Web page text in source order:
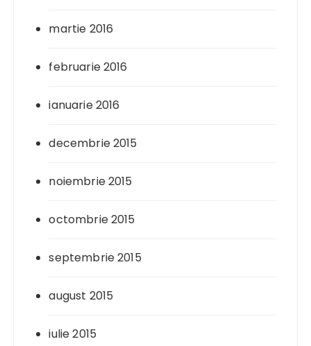
martie 2016
februarie 2016
ianuarie 2016
decembrie 2015
noiembrie 2015
octombrie 2015
septembrie 2015
august 2015
iulie 2015